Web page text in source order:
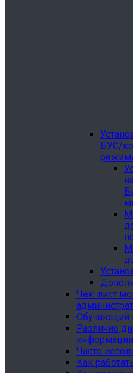
БУС/
Чек-лист
Обучающий
Различие
информации
Часто
Как